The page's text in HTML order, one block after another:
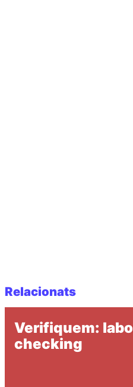
Relacionats
Verifiquem:
checking